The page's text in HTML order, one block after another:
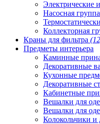
Электрические
Насосная группа
Коллекторная
Краны для фильтра
Предметы интерьера
Каминные
Декоративные
Кухонные
Декоративные
Кабинетные
Вешалки для
Вешалки для
Колокольчики и